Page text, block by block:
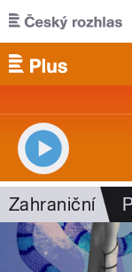
Přejít k hlavnímu
Zahraniční